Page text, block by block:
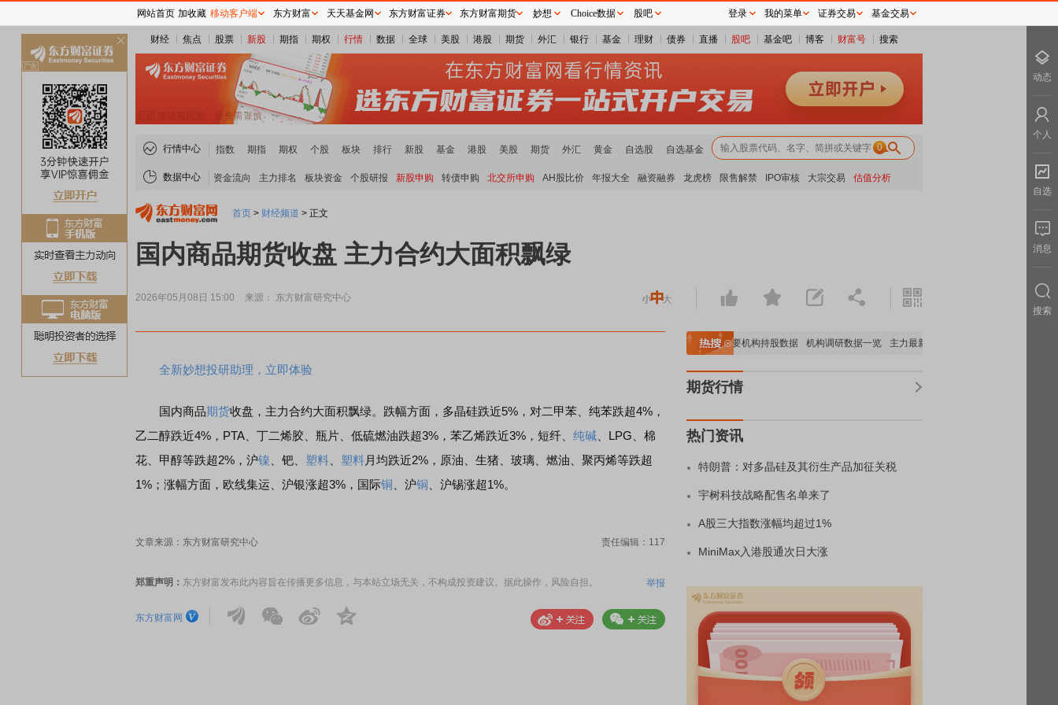
财经 焦点 股票 新股 期指 期权 行情 数据 全球 美股 港股 期货 外汇 银行 基金 理财 债券 直播 股吧 基金吧 博客 财富号 搜索
行情中心 指数 期指 期权 个股 板块 排行 新股 基金 港股 美股 期货 外汇 黄金 自选股 自选基金 0
数据中心 资金流向 主力排名 板块资金 个股研报 新股申购 转债申购 北交所申购 AH股比价 年报大全 融资融券 龙虎榜 限售解禁 IPO审核 大宗交易 估值分析
首页 > 财经频道 > 正文
国内商品期货收盘 主力合约大面积飘绿
2026年05月08日 15:00 来源： 东方财富研究中心
全新妙想投研助理，立即体验
国内商品期货收盘，主力合约大面积飘绿。跌幅方面，多晶硅跌近5%，对二甲苯、纯苯跌超4%，
乙二醇跌近4%，PTA、丁二烯胶、瓶片、低硫燃油跌超3%，苯乙烯跌近3%，短纤、 纯碱 、LPG、棉
花、甲醇等跌超2%，沪镍 、钯、 塑料 塑料月均跌近2%，原油、生猪、玻璃、燃油、聚丙烯等跌超
1%；涨幅方面，欧线集运、沪银涨超3%，国际铜 、沪铜 、沪锡涨超1%。
文章来源：东方财富研究中心 责任编辑：117
郑重声明： 东方财富发布此内容旨在传播更多信息，与本站立场无关，不构成投资建议。据此操作，风险自担。 举报
东方财富网
A股估值分析全览 重要机构持股数据 机构调研数据一览 主力最新动向
期货行情
热门资讯
特朗普：对多晶硅及其衍生产品加征关税
宇树科技战略配售名单来了
A股三大指数涨幅均超过1%
MiniMax入港股通次日大涨
网站首页 加收藏 移动客户端 东方财富 天天基金网 东方财富证券 东方财富期货 妙想 Choice数据 股吧 登录 我的菜单 证券交易 基金交易
动态
个人
自选
消息
搜索
关